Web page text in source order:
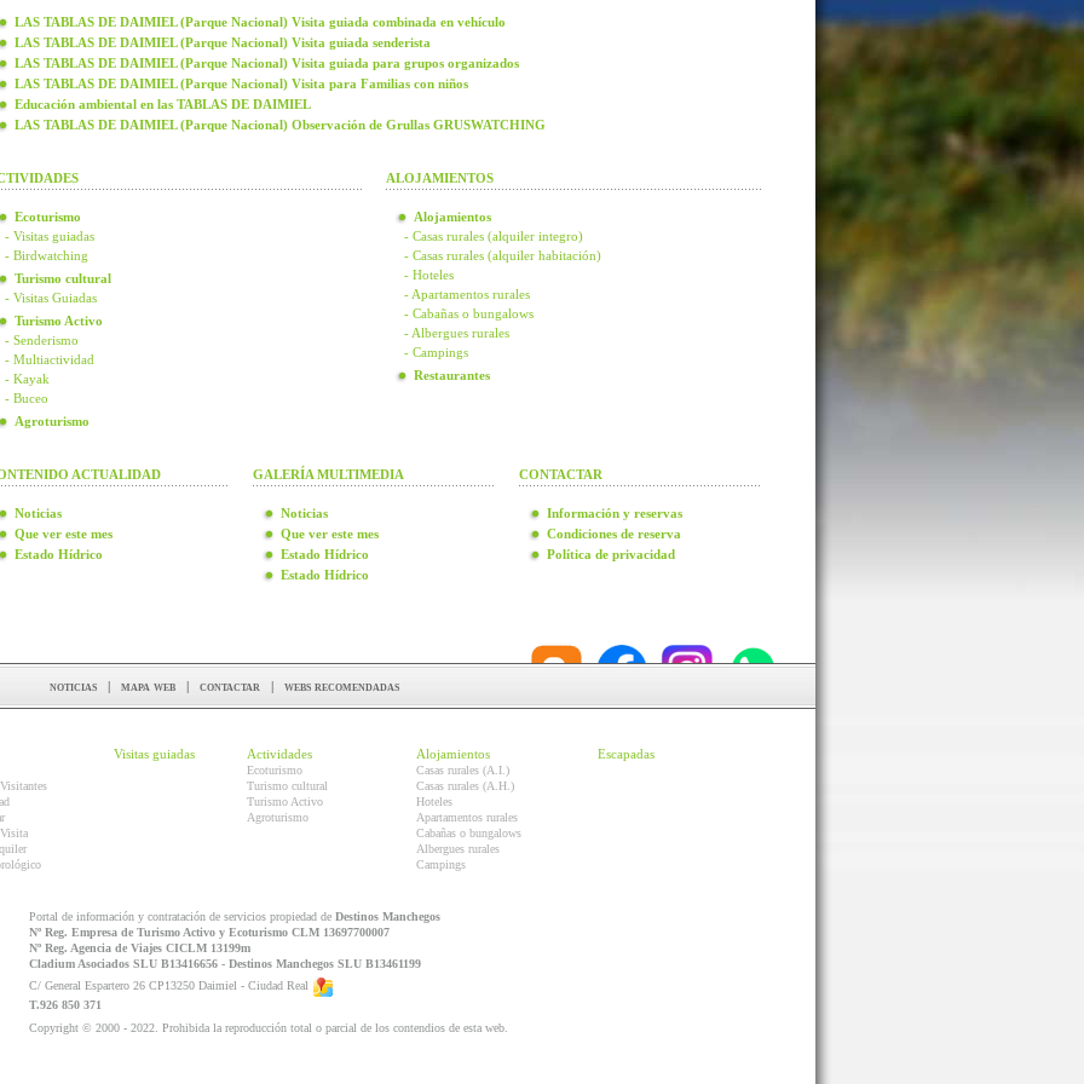
LAS TABLAS DE DAIMIEL (Parque Nacional) Visita guiada combinada en vehículo
LAS TABLAS DE DAIMIEL (Parque Nacional) Visita guiada senderista
LAS TABLAS DE DAIMIEL (Parque Nacional) Visita guiada para grupos organizados
LAS TABLAS DE DAIMIEL (Parque Nacional) Visita para Familias con niños
Educación ambiental en las TABLAS DE DAIMIEL
LAS TABLAS DE DAIMIEL (Parque Nacional) Observación de Grullas GRUSWATCHING
Ecoturismo
- Visitas guiadas
- Birdwatching
Turismo cultural
- Visitas Guiadas
Turismo Activo
- Senderismo
- Multiactividad
- Kayak
- Buceo
Agroturismo
ALOJAMIENTOS
Alojamientos
- Casas rurales (alquiler integro)
- Casas rurales (alquiler habitación)
- Hoteles
- Apartamentos rurales
- Cabañas o bungalows
- Albergues rurales
- Campings
Restaurantes
ACTUALIDAD
Noticias
Que ver este mes
Estado Hídrico
GALERÍA MULTIMEDIA
Noticias
Que ver este mes
Estado Hídrico
Estado Hídrico
CONTACTAR
Información y reservas
Condiciones de reserva
Política de privacidad
noticias | mapa web | contactar | webs recomendadas
Visitas guiadas Actividades
Ecoturismo
Turismo cultural
Turismo Activo
Agroturismo
Alojamientos
Casas rurales (A.I.)
Casas rurales (A.H.)
Hoteles
Apartamentos rurales
Cabañas o bungalows
Albergues rurales
Campings
Escapadas
Portal de información y contratación de servicios propiedad de Destinos Manchegos
Nº Reg. Empresa de Turismo Activo y Ecoturismo CLM 13697700007
Nº Reg. Agencia de Viajes CICLM 13199m
Cladium Asociados SLU B13416656 - Destinos Manchegos SLU B13461199
C/ General Espartero 26 CP13250 Daimiel - Ciudad Real
T.926 850 371
Copyright © 2000 - 2022. Prohibida la reproducción total o parcial de los contendios de esta web.